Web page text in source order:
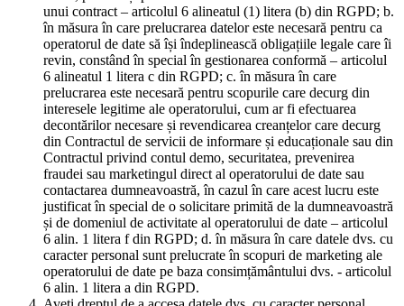
unui contract – articolul 6 alineatul (1) litera (b) din RGPD; b.
în măsura în care prelucrarea datelor este necesară pentru ca
operatorul de date să își îndeplinească obligațiile legale care îi
revin, constând în special în gestionarea conformă – articolul
6 alineatul 1 litera c din RGPD; c. în măsura în care
prelucrarea este necesară pentru scopurile care decurg din
interesele legitime ale operatorului, cum ar fi efectuarea
decontărilor necesare și revendicarea creanțelor care decurg
din Contractul de servicii de informare și educaționale sau din
Contractul privind contul demo, securitatea, prevenirea
fraudei sau marketingul direct al operatorului de date sau
contactarea dumneavoastră, în cazul în care acest lucru este
justificat în special de o solicitare primită de la dumneavoastră
și de domeniul de activitate al operatorului de date – articolul
6 alin. 1 litera f din RGPD; d. în măsura în care datele dvs. cu
caracter personal sunt prelucrate în scopuri de marketing ale
operatorului de date pe baza consimțământului dvs. - articolul
6 alin. 1 litera a din RGPD.